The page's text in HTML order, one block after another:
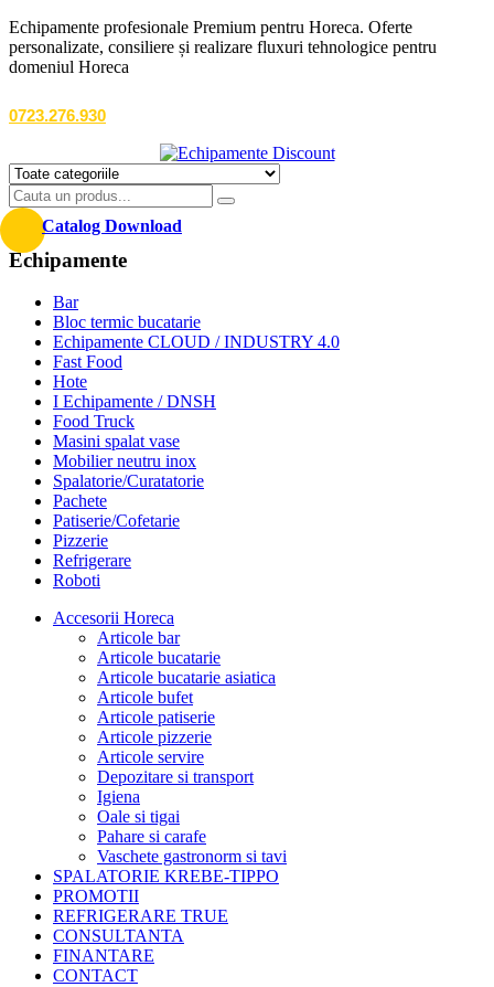
Echipamente profesionale Premium pentru Horeca. Oferte
personalizate, consiliere și realizare fluxuri tehnologice pentru
domeniul Horeca
0723.276.930
Catalog Download
Echipamente
Bar
Bloc termic bucatarie
Echipamente CLOUD / INDUSTRY 4.0
Fast Food
Hote
I Echipamente / DNSH
Food Truck
Masini spalat vase
Mobilier neutru inox
Spalatorie/Curatatorie
Pachete
Patiserie/Cofetarie
Pizzerie
Refrigerare
Roboti
Accesorii Horeca
Articole bar
Articole bucatarie
Articole bucatarie asiatica
Articole bufet
Articole patiserie
Articole pizzerie
Articole servire
Depozitare si transport
Igiena
Oale si tigai
Pahare si carafe
Vaschete gastronorm si tavi
SPALATORIE KREBE-TIPPO
PROMOTII
REFRIGERARE TRUE
CONSULTANTA
FINANTARE
CONTACT